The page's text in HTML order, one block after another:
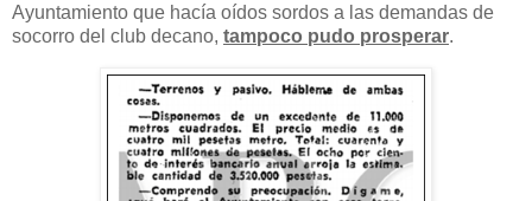
Ayuntamiento que hacía oídos sordos a las demandas de
socorro del club decano, tampoco pudo prosperar.